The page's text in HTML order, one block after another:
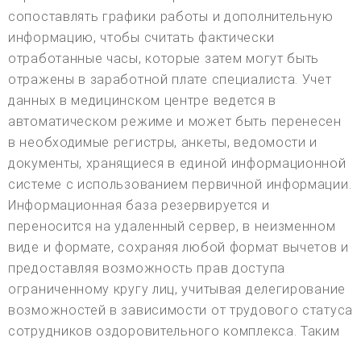
сопоставлять графики работы и дополнительную
информацию, чтобы считать фактически
отработанные часы, которые затем могут быть
отражены в заработной плате специалиста. Учет
данных в медицинском центре ведется в
автоматическом режиме и может быть перенесен
в необходимые регистры, анкеты, ведомости и
документы, хранящиеся в единой информационной
системе с использованием первичной информации.
Информационная база резервируется и
переносится на удаленный сервер, в неизменном
виде и формате, сохраняя любой формат вычетов и
предоставляя возможность прав доступа
ограниченному кругу лиц, учитывая делегирование
возможностей в зависимости от трудового статуса
сотрудников оздоровительного комплекса. Таким